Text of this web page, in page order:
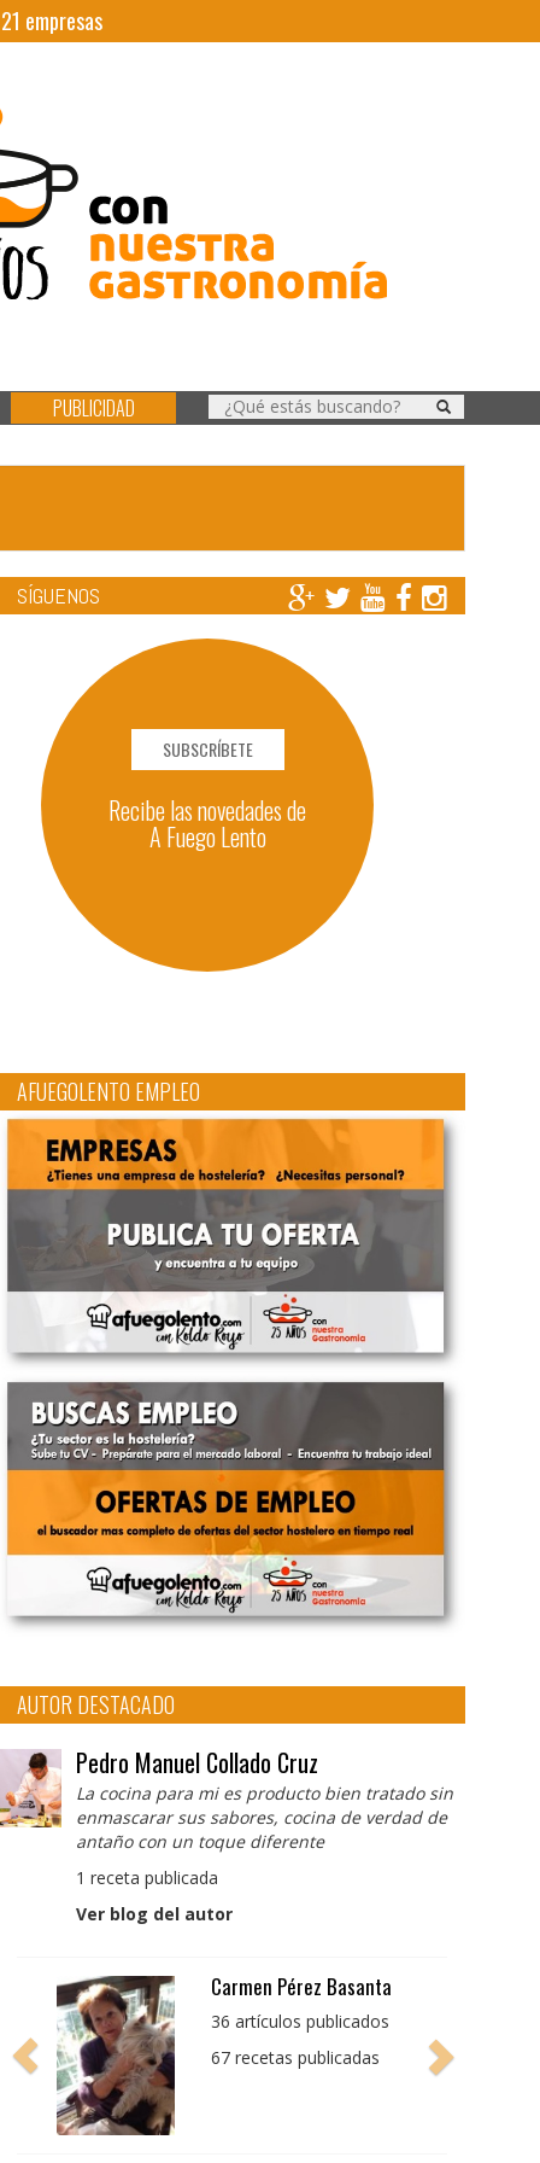
21 empresas
PUBLICIDAD
SÍGUENOS
SUBSCRÍBETE
Recibe las novedades de
A Fuego Lento
AFUEGOLENTO EMPLEO
AUTOR DESTACADO
Pedro Manuel Collado Cruz
La cocina para mi es producto bien tratado sin
enmascarar sus sabores, cocina de verdad de
antaño con un toque diferente
1 receta publicada
Ver blog del autor
Pedro Manuel Collado
Cruz
producto bien tratado